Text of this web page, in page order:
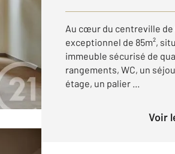
Au cœur du centreville de
exceptionnel de 85m²,
immeuble sécurisé de
rangements, WC, un
étage, un palier ...
Voir